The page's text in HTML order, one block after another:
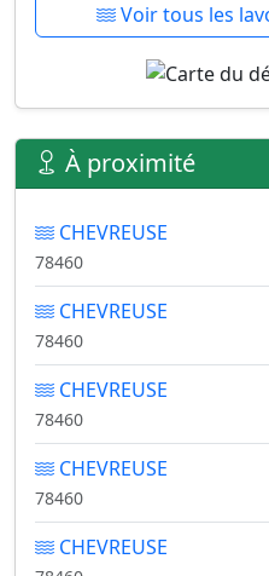
Voir tous les
À proximité
CHEVREUSE
78460
CHEVREUSE
78460
CHEVREUSE
78460
CHEVREUSE
78460
CHEVREUSE